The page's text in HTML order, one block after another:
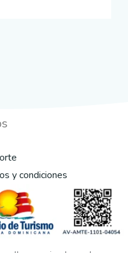
y condiciones